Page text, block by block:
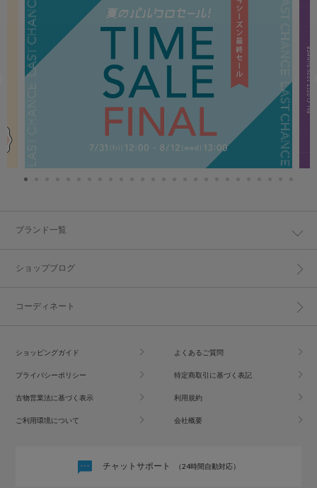
ブランド一覧
ショップブログ
コーディネート
ショッピングガイド よくあるご質問
プライバシーポリシー 特定商取引に基づく表記
古物営業法に基づく表示 利用規約
ご利用環境について 会社概要
チャットサポート （24時間自動対応）